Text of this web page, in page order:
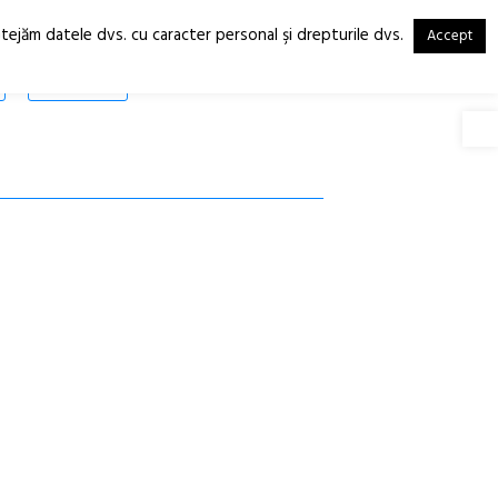
RO
EN
datele dvs. cu caracter personal şi drepturile dvs. Accept